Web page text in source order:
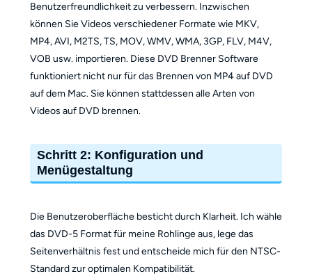
Benutzerfreundlichkeit zu verbessern. Inzwischen
können Sie Videos verschiedener Formate wie MKV,
MP4, AVI, M2TS, TS, MOV, WMV, WMA, 3GP, FLV, M4V,
VOB usw. importieren. Diese DVD Brenner Software
funktioniert nicht nur für das Brennen von MP4 auf DVD
auf dem Mac. Sie können stattdessen alle Arten von
Videos auf DVD brennen.
Schritt 2: Konfiguration und
Menügestaltung
Die Benutzeroberfläche besticht durch Klarheit. Ich wähle
das DVD-5 Format für meine Rohlinge aus, lege das
Seitenverhältnis fest und entscheide mich für den NTSC-
Standard zur optimalen Kompatibilität.